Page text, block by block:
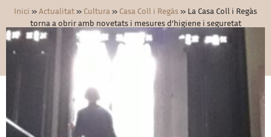
Inici »Actualitat» Cultura» Casa Coll i Regàs» La Casa Coll i Regàs
torna a obrir amb novetats i mesures d’higiene i seguretat
04/04/2020 Casa Coll i Regàs, Cultura